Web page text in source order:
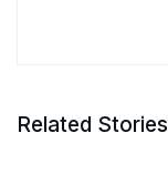
Related Stories